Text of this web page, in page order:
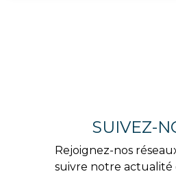
SUIVEZ-
Rejoignez-nos
suivre notre actualité